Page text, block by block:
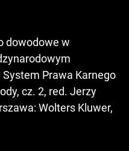
dowodowe w
System Prawa Karnego
cz. 2, red. Jerzy
Wolters Kluwer,